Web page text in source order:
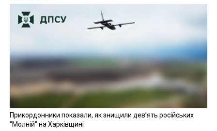
Прикордонники показали, як знищили девʼять російських
"Молній" на Харківщині